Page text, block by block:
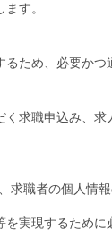
す。
ため、必要かつ
求職申込み、
求職者の個人
実現するため